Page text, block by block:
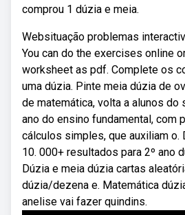
comprou 1 dúzia e meia.
Websituação problemas
You can do the exercises online
worksheet as pdf. Complete os
uma dúzia. Pinte meia dúzia de
de matemática, volta a alunos do
ano do ensino fundamental, com
cálculos simples, que auxiliam o.
10. 000+ resultados para 2º ano
Dúzia e meia dúzia cartas
dúzia/dezena e. Matemática
anelise vai fazer quindins.